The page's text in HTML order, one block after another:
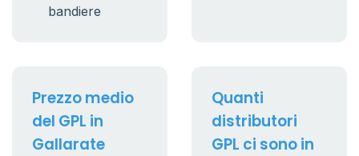
bandiere
Prezzo medio
del GPL in
Gallarate
Quanti
distributori
GPL ci sono in